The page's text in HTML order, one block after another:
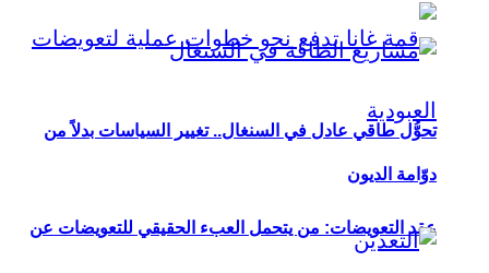
عقد التعويضات: من يتحمل العبء الحقيقي للتعويضات عن
تحوُّل طاقي عادل في السنغال.. تغيير السياسات بدلاً من
دوّامة الديون